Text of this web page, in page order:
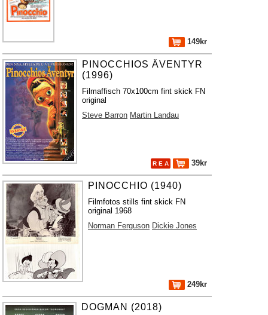
149kr
PINOCCHIOS ÄVENTYR
(1996)
Filmaffisch 70x100cm fint skick FN
original
Steve Barron Martin Landau
R E A 39kr
PINOCCHIO (1940)
Filmfotos stills fint skick FN
original 1968
Norman Ferguson Dickie Jones
249kr
DOGMAN (2018)